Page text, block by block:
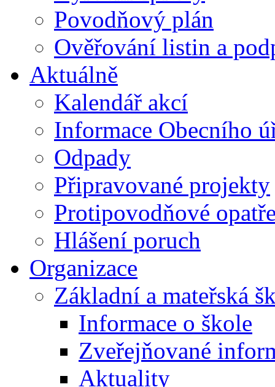
Povodňový plán
Ověřování listin a
Aktuálně
Kalendář akcí
Informace Obecního
Odpady
Připravované projekty
Protipovodňové
Hlášení poruch
Organizace
Základní a mateřská
Informace o škole
Zveřejňované
Aktuality